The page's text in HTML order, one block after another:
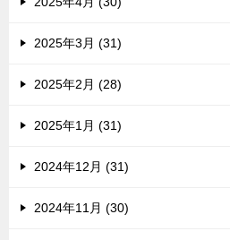
2025年3月 (31)
2025年2月 (28)
2025年1月 (31)
2024年12月 (31)
2024年11月 (30)